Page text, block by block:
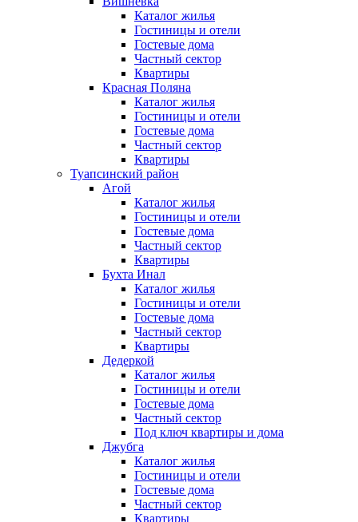
Каталог жилья
Гостиницы и отели
Гостевые дома
Частный сектор
Квартиры
Красная Поляна
Каталог жилья
Гостиницы и отели
Гостевые дома
Частный сектор
Квартиры
Туапсинский район
Агой
Каталог жилья
Гостиницы и отели
Гостевые дома
Частный сектор
Квартиры
Бухта Инал
Каталог жилья
Гостиницы и отели
Гостевые дома
Частный сектор
Квартиры
Дедеркой
Каталог жилья
Гостиницы и отели
Гостевые дома
Частный сектор
Под ключ квартиры и дома
Джубга
Каталог жилья
Гостиницы и отели
Гостевые дома
Частный сектор
Квартиры